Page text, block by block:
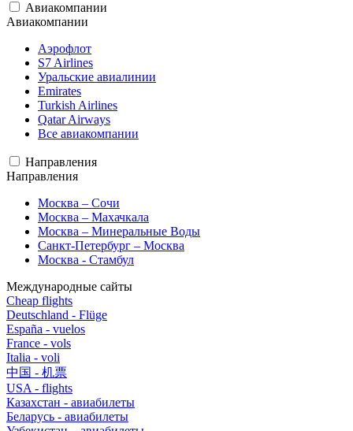
Авиакомпании
Авиакомпании
Аэрофлот
S7 Airlines
Уральские авиалинии
Emirates
Turkish Airlines
Qatar Airways
Все авиакомпании
Направления
Направления
Москва – Сочи
Москва – Махачкала
Москва – Минеральные Воды
Санкт-Петербург – Москва
Москва - Стамбул
Международные сайты
Cheap flights
Deutschland - Flüge
España - vuelos
France - vols
Italia - voli
中国 - 机票
USA - flights
Казахстан - авиабилеты
Беларусь - авиабилеты